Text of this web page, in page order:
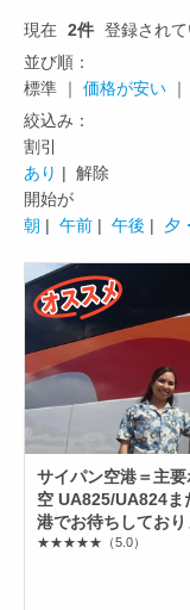
現在 2件 登録されて
並び順：
標準 ｜ 価格が安い ｜
絞込み：
割引
あり | 解除
開始が
朝 | 午前 | 午後 | 夕
サイパン空港＝主
空 UA825/UA824ま
港でお待ちしており
★★★★★ （5.0）